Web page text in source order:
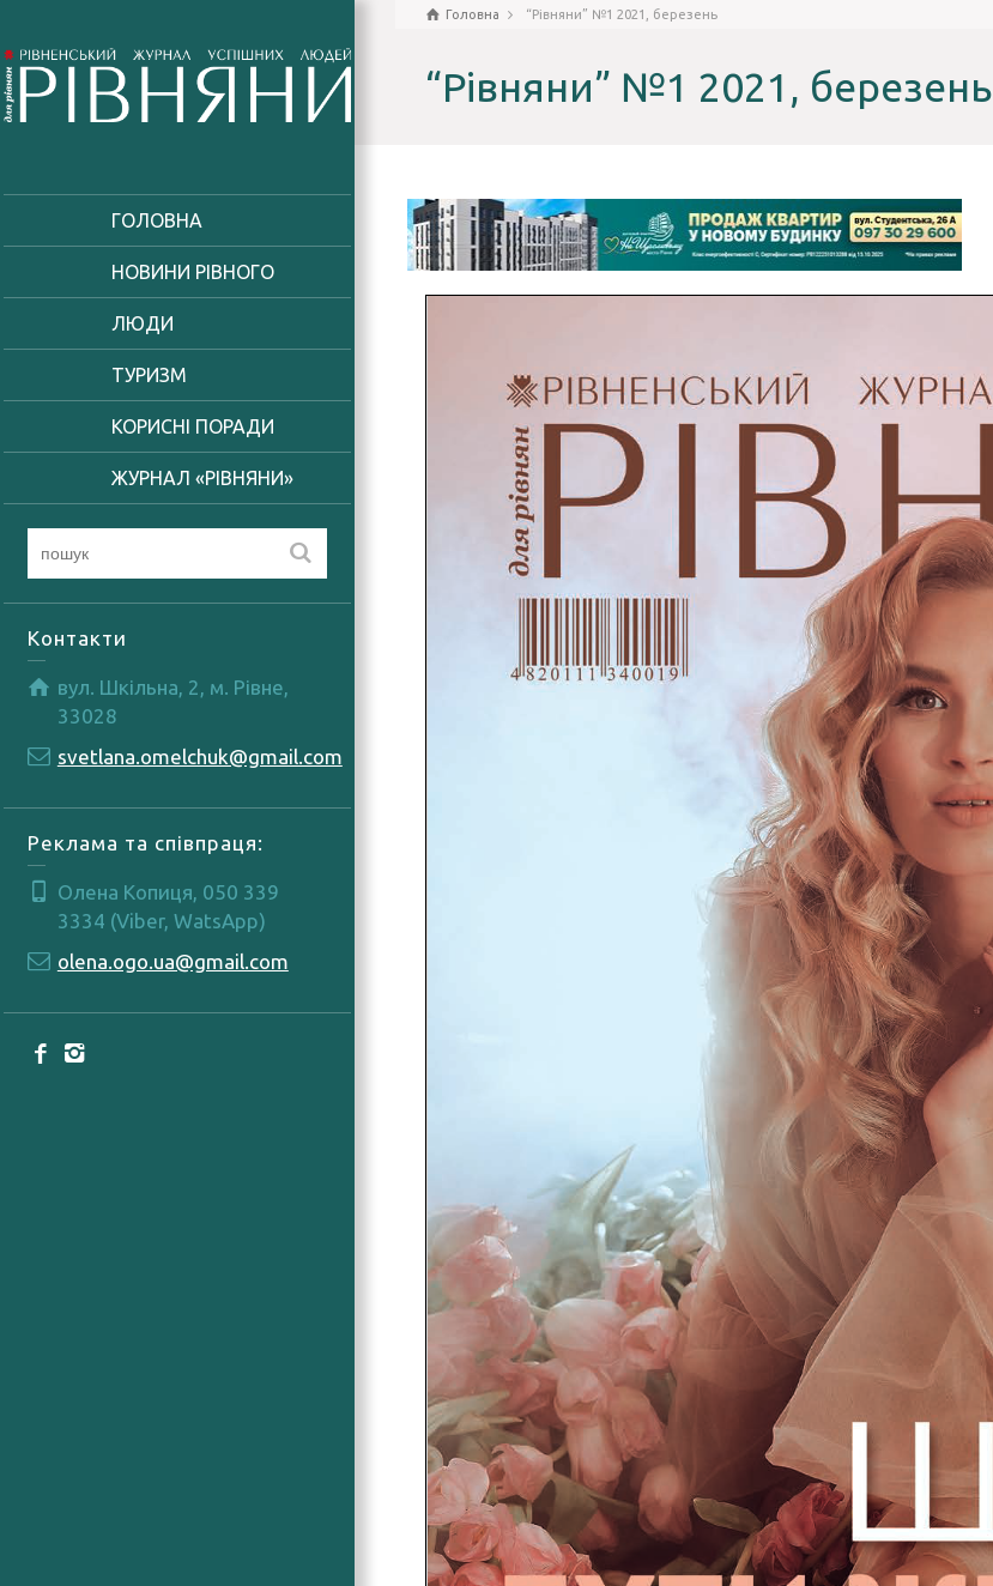
ГОЛОВНА
НОВИНИ РІВНОГО
ЛЮДИ
ТУРИЗМ
КОРИСНІ ПОРАДИ
ЖУРНАЛ «РІВНЯНИ»
Контакти
вул. Шкільна, 2, м. Рівне,
33028
svetlana.omelchuk@gmail.com
Реклама та співпраця:
Олена Копиця, 050 339
3334 (Viber, WatsApp)
olena.ogo.ua@gmail.com
Головна “Рівняни” №1 2021, березень
“Рівняни” №1 2021, березень